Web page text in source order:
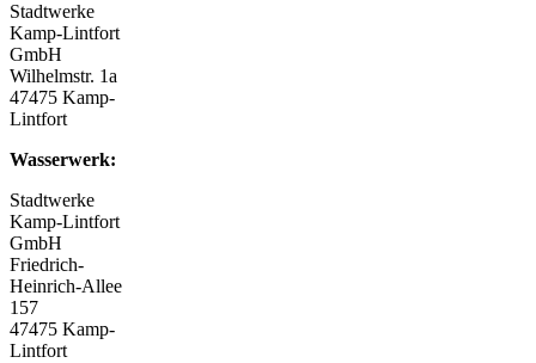
Stadtwerke
Kamp-Lintfort
GmbH
Wilhelmstr. 1a
47475 Kamp-
Lintfort
Wasserwerk:
Stadtwerke
Kamp-Lintfort
GmbH
Friedrich-
Heinrich-Allee
157
47475 Kamp-
Lintfort